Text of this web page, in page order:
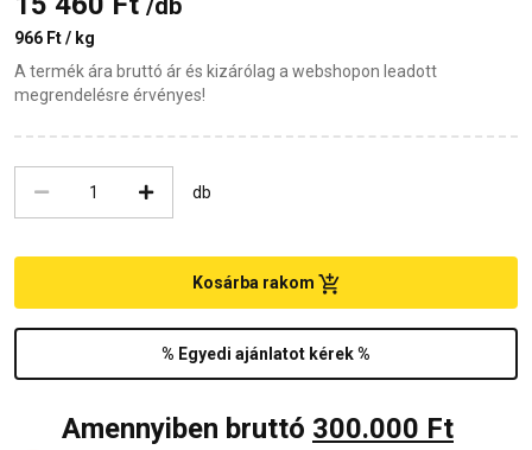
966 Ft / kg
A termék ára bruttó ár és kizárólag a webshopon leadott
megrendelésre érvényes!
db
% Egyedi ajánlatot kérek %
Kosárba rakom
Amennyiben bruttó 300.000 Ft